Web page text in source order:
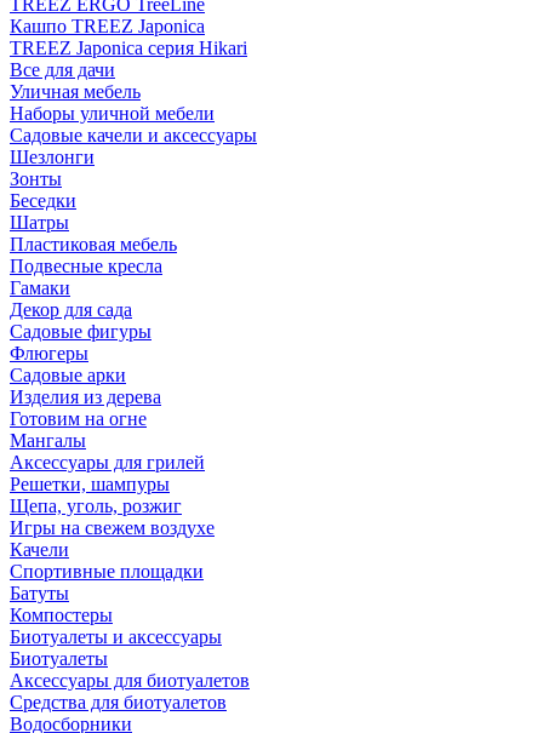
TREEZ ERGO TreeLine
Кашпо TREEZ Japonica
TREEZ Japonica серия Hikari
Все для дачи
Уличная мебель
Наборы уличной мебели
Садовые качели и аксессуары
Шезлонги
Зонты
Беседки
Шатры
Пластиковая мебель
Подвесные кресла
Гамаки
Декор для сада
Садовые фигуры
Флюгеры
Садовые арки
Изделия из дерева
Готовим на огне
Мангалы
Аксессуары для грилей
Решетки, шампуры
Щепа, уголь, розжиг
Игры на свежем воздухе
Качели
Спортивные площадки
Батуты
Компостеры
Биотуалеты и аксессуары
Биотуалеты
Аксессуары для биотуалетов
Средства для биотуалетов
Водосборники